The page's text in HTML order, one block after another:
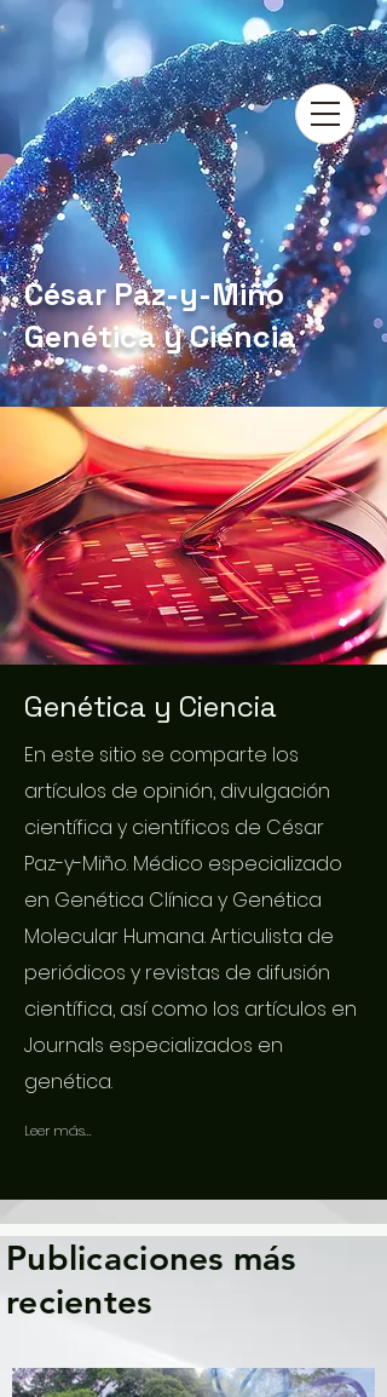
César Paz-y-Miño
Genética y Ciencia
Genética y Ciencia
En este sitio se comparte los
artículos de opinión, divulgación
científica y científicos de César
Paz-y-Miño. Médico especializado
en Genética Clínica y Genética
Molecular Humana. Articulista de
periódicos y revistas de difusión
científica, así como los artículos en
Journals especializados en
genética.
Leer más...
Publicaciones más
recientes